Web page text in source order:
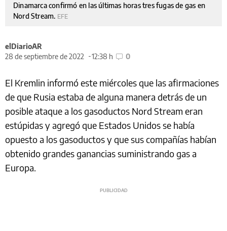
Dinamarca confirmó en las últimas horas tres fugas de gas en
Nord Stream. EFE
elDiarioAR
28 de septiembre de 2022
12:38 h 0
El Kremlin informó este miércoles que las afirmaciones
de que Rusia estaba de alguna manera detrás de un
posible ataque a los gasoductos Nord Stream eran
estúpidas y agregó que Estados Unidos se había
opuesto a los gasoductos y que sus compañías habían
obtenido grandes ganancias suministrando gas a
Europa.